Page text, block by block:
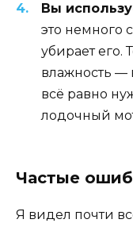
Вы
это немного
убирает его.
влажность —
всё равно
лодочный
Частые
Я видел почти